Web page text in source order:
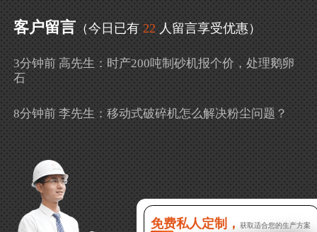
客户留言 （今日已有 22 人留言享受优惠）
3分钟前 高先生：时产200吨制砂机报个价，处理鹅卵
石
8分钟前 李先生：移动式破碎机怎么解决粉尘问题？
吗？
16分钟前 程先生：破碎生产线出个方案及报价，有什
么售后服务？
免费私人定制， 获取适合您的生产方案